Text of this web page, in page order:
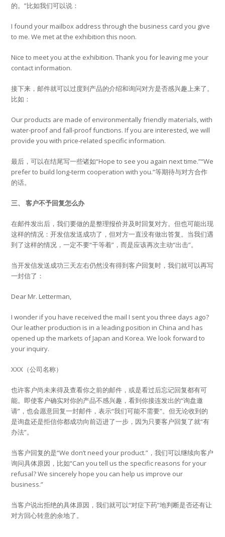
的。”比如我们可以说：
I found your mailbox address through the business card you give
to me. We met at the exhibition this noon.
Nice to meet you at the exhibition. Thank you for leaving me your
contact information.
接下来，邮件就可以过度到产品的介绍和询问对方是否感兴趣上来了。
比如：
Our products are made of environmentally friendly materials, with
water-proof and fall-proof functions. If you are interested, we will
provide you with price-related specific information.
最后，可以在结尾写一些诸如“Hope to see you again next time.”“We
prefer to build long-term cooperation with you.”等期待与对方合作
的话。
三、 客户不予回复怎么办
在邮件发出后，我们要做的是整理报价并及时回复对方。但也可能出现
这样的情况：开发信发送成功了，但对方一直没有做出答复。当我们遇
到了这样的情况，一定不要“干等着”，而是应该再次主动“出击”。
当开发信发送成功三天左右仍然没有得到客户回复时，我们就可以再写
一封信了：
Dear Mr. Letterman,
I wonder if you have received the mail I sent you three days ago?
Our leather production is in a leading position in China and has
opened up the markets of Japan and Korea. We look forward to
your inquiry.
XXX（公司名称）
也许客户尚未来得及查看你之前的邮件，或是看过后忘记回复都有可
能。即使客户确实对你的产品不感兴趣，看到你接连发出的“询盘邀
请”，也会愿意回复一封邮件，表示“我们可能不需要”。但无论收到的
是询盘还是拒信你都成功向前迈进了一步，因为只要客户回复了就“有
办法”。
当客户回复的是“We don’t need your product.”，我们可以继续向客户
询问具体原因，比如“Can you tell us the specific reasons for your
refusal? We sincerely hope you can help us improve our
business.”
当客户说出拒绝的具体原因，我们就可以“对症下药”地判断是否还有让
对方回心转意的余地了。